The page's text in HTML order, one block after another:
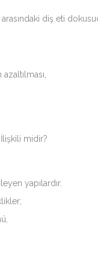
diş eti
midir?
yapılardır.